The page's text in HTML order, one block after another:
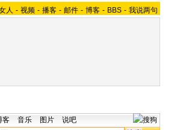
人 - 视频 - 播客 - 邮件 - 博客 - BBS - 我说两句
客 音乐 图片 说吧